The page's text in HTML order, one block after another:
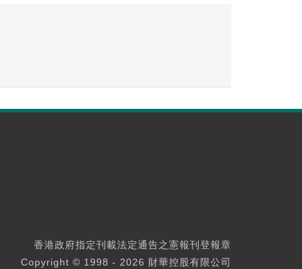
香港政府指定刊載法定通告之憲報刊登報章
Copyright © 1998 - 2026 財華控股有限公司